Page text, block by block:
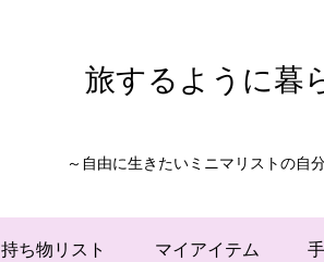
旅するように暮
～自由に生きたいミニマリストの自
持ち物リスト マイアイテム